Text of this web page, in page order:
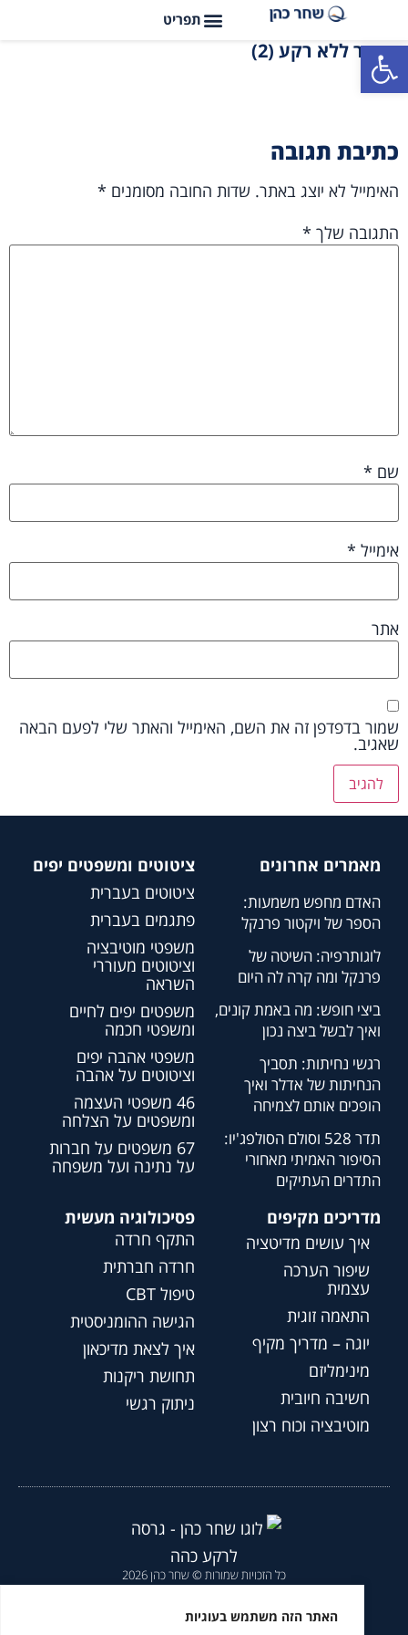
פתח סרגל נגישות
האתר הזה משתמש בעוגיות
שחר ללא רקע (2)
כתיבת תגובה
האימייל לא יוצג באתר. שדות החובה מסומנים *
התגובה שלך *
שם *
אימייל *
אתר
שמור בדפדפן זה את השם, האימייל והאתר שלי לפעם הבאה
שאגיב.
מאמרים אחרונים
האדם מחפש משמעות:
הספר של ויקטור פרנקל
לוגותרפיה: השיטה של
פרנקל ומה קרה לה היום
ביצי חופש: מה באמת קונים,
ואיך לבשל ביצה נכון
רגשי נחיתות: תסביך
הנחיתות של אדלר ואיך
הופכים אותם לצמיחה
תדר 528 וסולם הסולפג'יו:
הסיפור האמיתי מאחורי
התדרים העתיקים
ציטוטים ומשפטים יפים
ציטוטים בעברית
פתגמים בעברית
משפטי מוטיבציה
וציטוטים מעוררי
השראה
משפטים יפים לחיים
ומשפטי חכמה
משפטי אהבה יפים
וציטוטים על אהבה
46 משפטי העצמה
ומשפטים על הצלחה
67 משפטים על חברות
על נתינה ועל משפחה
מדריכים מקיפים
איך עושים מדיטציה
שיפור הערכה
עצמית
התאמה זוגית
יוגה – מדריך מקיף
מינימליזם
חשיבה חיובית
מוטיבציה וכוח רצון
פסיכולוגיה מעשית
התקף חרדה
חרדה חברתית
טיפול CBT
הגישה ההומניסטית
איך לצאת מדיכאון
תחושת ריקנות
ניתוק רגשי
כל הזכויות שמורות © שחר כהן 2026
הצהרת נגישות|מדיניות פרטיות